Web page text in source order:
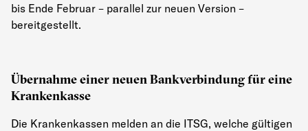
bis Ende Februar – parallel zur neuen Version –
bereitgestellt.
Übernahme einer neuen Bankverbindung für eine
Krankenkasse
Die Krankenkassen melden an die ITSG, welche gültigen